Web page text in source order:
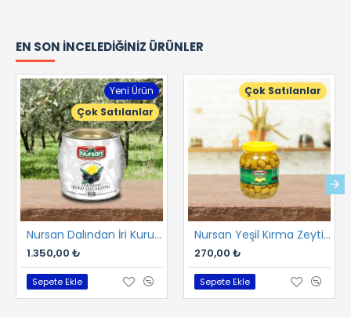
EN SON İNCELEDIĞINIZ ÜRÜNLER
Yeni Ürün
Çok Satılanlar
Nursan Dalından İri Kuru Gemlik Sele 2 kg
1.350,00 ₺
Sepete Ekle
Çok Satılanlar
Nursan Yeşil Kırma Zeytin 1 kg
270,00 ₺
Sepete Ekle